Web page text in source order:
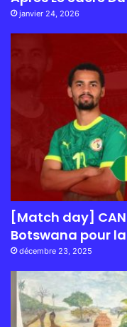
janvier 24, 2026
[Match day]
Botswana pour
décembre 23, 2025